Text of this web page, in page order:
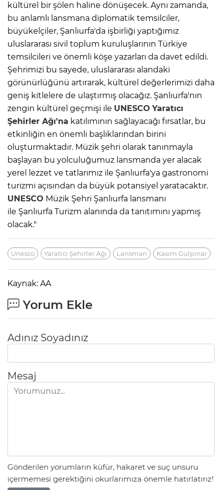
kültürel bir şölen haline dönüşecek. Aynı zamanda,
bu anlamlı lansmana diplomatik temsilciler,
büyükelçiler, Şanlıurfa'da işbirliği yaptığımız
uluslararası sivil toplum kuruluşlarının Türkiye
temsilcileri ve önemli köşe yazarları da davet edildi.
Şehrimizi bu sayede, uluslararası alandaki
görünürlüğünü artırarak, kültürel değerlerimizi daha
geniş kitlelere de ulaştırmış olacağız. Şanlıurfa'nın
zengin kültürel geçmişi ile UNESCO Yaratıcı
Şehirler Ağı'na katılımının sağlayacağı fırsatlar, bu
etkinliğin en önemli başlıklarından birini
oluşturmaktadır. Müzik şehri olarak tanınmayla
başlayan bu yolculuğumuz lansmanda yer alacak
yerel lezzet ve tatlarımız ile Şanlıurfa'ya gastronomi
turizmi açısından da büyük potansiyel yaratacaktır.
UNESCO Müzik Şehri Şanlıurfa lansmanı
ile Şanlıurfa Turizm alanında da tanıtımını yapmış
olacak."
Unesco Yaratıcı Şehirler Ağı Lansman Kasım Gülpınar
Kaynak: AA
Yorum Ekle
Adınız Soyadınız
Mesaj
Gönderilen yorumların küfür, hakaret ve suç unsuru
içermemesi gerektiğini okurlarımıza önemle hatırlatırız!